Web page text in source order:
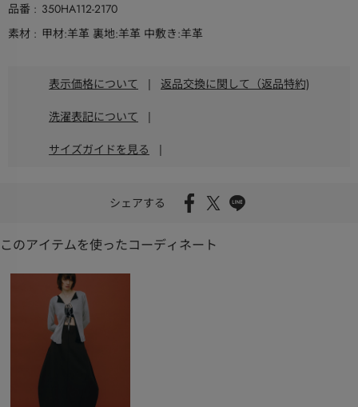
品番
350HA112-2170
素材
甲材:羊革 裏地:羊革 中敷き:羊革
表示価格について | 返品交換に関して（返品特約)
洗濯表記について |
サイズガイドを見る |
シェアする
このアイテムを使ったコーディネート